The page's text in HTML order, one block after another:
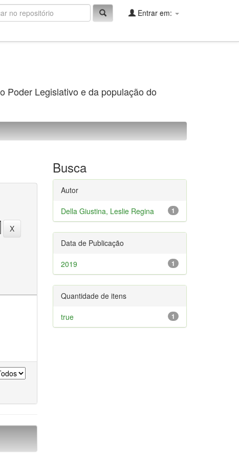
Entrar em:
Poder Legislativo e da população do
Busca
Autor
1
Della Giustina, Leslie Regina
Data de Publicação
1
2019
Quantidade de itens
1
true